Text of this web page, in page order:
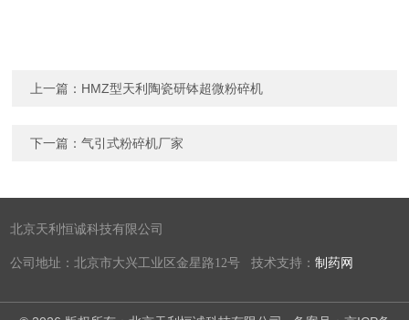
上一篇： HMZ型天利陶瓷研钵超微粉碎机
下一篇：气引式粉碎机厂家
北京天利恒诚科技有限公司
公司地址：北京市大兴工业区金星路12号 技术支持：制药网